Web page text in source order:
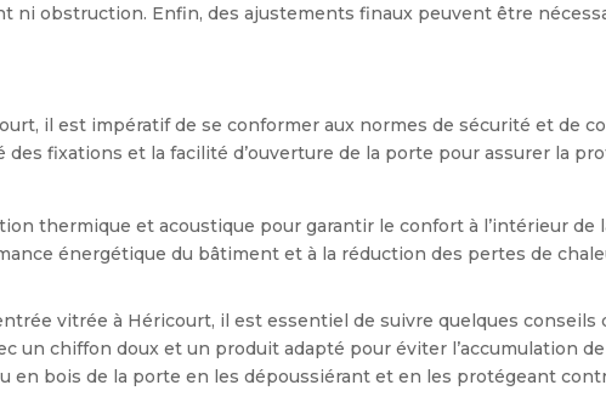
ni obstruction. Enfin, des ajustements finaux peuvent être
il est impératif de se conformer aux normes de sécurité et de
fixations et la facilité d’ouverture de la porte pour assurer la
thermique et acoustique pour garantir le confort à l’intérieur de
énergétique du bâtiment et à la réduction des pertes de
vitrée à Héricourt, il est essentiel de suivre quelques conseils
un chiffon doux et un produit adapté pour éviter l’accumulation
bois de la porte en les dépoussiérant et en les protégeant